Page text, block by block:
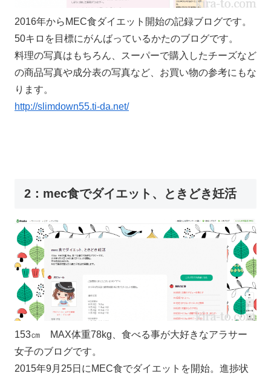
2016年からMEC食ダイエット開始の記録ブログです。
50キロを目標にがんばっているかたのブログです。
料理の写真はもちろん、スーパーで購入したチーズなど
の商品写真や成分表の写真など、お買い物の参考にもな
ります。
http://slimdown55.ti-da.net/
2：mec食でダイエット、ときどき妊活
153㎝ MAX体重78kg、食べる事が大好きなアラサー
女子のブログです。
2015年9月25日にMEC食でダイエットを開始。進捗状